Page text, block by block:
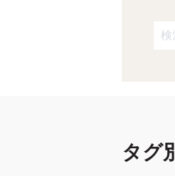
こ
タグ